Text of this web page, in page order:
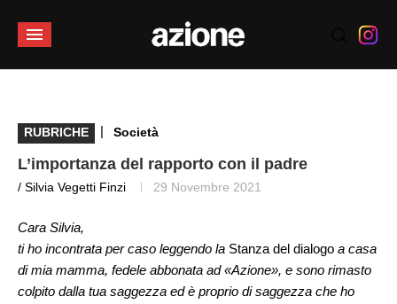
RUBRICHE | Società
L’importanza del rapporto con il padre
/ Silvia Vegetti Finzi 29 Novembre 2021
Cara Silvia,
ti ho incontrata per caso leggendo la Stanza del dialogo a casa
di mia mamma, fedele abbonata ad «Azione», e sono rimasto
colpito dalla tua saggezza ed è proprio di saggezza che ho